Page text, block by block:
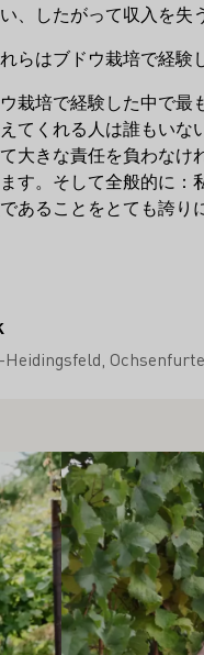
、したがって収入を
らはブドウ栽培で経験
栽培で経験した中で
てくれる人は誰もい
大きな責任を負わな
す。そして全般的に
あることをとても誇り
Heidingsfeld
もっと詳しく